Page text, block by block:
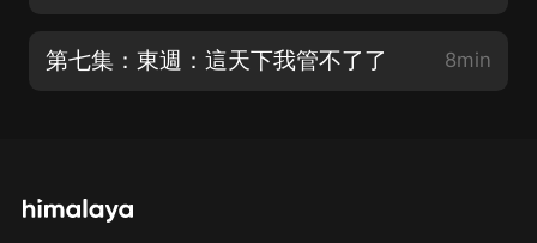
第七集：東週：這天下我管不了了 8min